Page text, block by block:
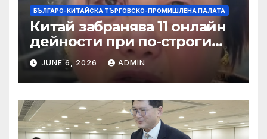
БЪЛГАРО-КИТАЙСКА ТЪРГОВСКО-ПРОМИШЛЕНА ПАЛАТА
Китай забранява 11 онлайн
дейности при по-строги
правила за ограничаване на
слуховете и
кибернасилниците
JUNE 6, 2026 ADMIN